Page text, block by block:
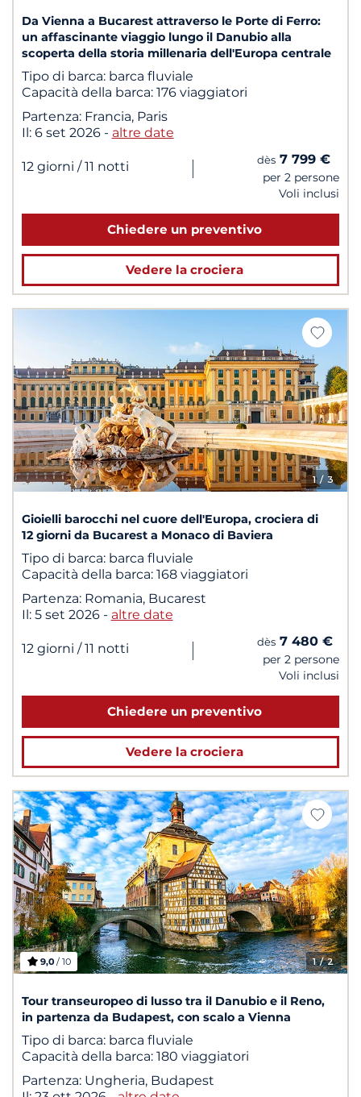
Da Vienna a Bucarest attraverso le Porte di Ferro:
un affascinante viaggio lungo il Danubio alla
scoperta della storia millenaria dell'Europa centrale
Tipo di barca: barca fluviale
Capacità della barca: 176 viaggiatori
Partenza: Francia, Paris
Il: 6 set 2026 - altre date
12 giorni / 11 notti | dès 7 799 €
per 2 persone
Voli inclusi
Chiedere un preventivo
Vedere la crociera
1/ 3
Gioielli barocchi nel cuore dell'Europa, crociera di
12 giorni da Bucarest a Monaco di Baviera
Tipo di barca: barca fluviale
Capacità della barca: 168 viaggiatori
Partenza: Romania, Bucarest
Il: 5 set 2026 - altre date
12 giorni / 11 notti | dès 7 480 €
per 2 persone
Voli inclusi
Chiedere un preventivo
Vedere la crociera
1/ 2
9,0/ 10
Tour transeuropeo di lusso tra il Danubio e il Reno,
in partenza da Budapest, con scalo a Vienna
Tipo di barca: barca fluviale
Capacità della barca: 180 viaggiatori
Partenza: Ungheria, Budapest